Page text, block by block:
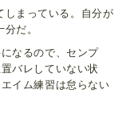
しまっている。自分が
だ。
なるので、センプ
バレしていない状
イム練習は怠らない